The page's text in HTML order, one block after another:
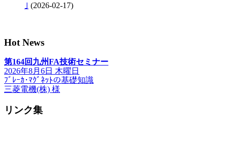
｣ (2026-02-17)
Hot News
第164回九州FA技術セミナー
2026年8月6日 木曜日
ﾌﾞﾚｰｶ･ﾏｸﾞﾈｯﾄの基礎知識
三菱電機(株) 様
リンク集